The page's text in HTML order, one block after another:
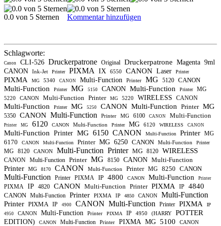
0.0 von 5 Sternen Kommentar hinzufügen
Schlagworte:
Canon CLI-526 Druckerpatrone Original Druckerpatrone Magenta 9ml
CANON
Ink-Jet Printer PIXMA IX 6550 CANON Laser Printer
PIXMA MG 5340 CANON Multi-Function Printer MG 5120 CANON
Multi-Function Printer MG 5150 CANON Multi-Function Printer MG
5220 CANON Multi-Function Printer MG 5220 WIRELESS CANON
Multi-Function Printer MG 5250 CANON Multi-Function Printer MG
5350 CANON Multi-Function Printer MG 6100 CANON Multi-Function
Printer MG 6120 CANON Multi-Function Printer MG 6120 WIRELESS CANON
Multi-Function Printer MG 6150 CANON Multi-Function Printer MG
6170 CANON Multi-Function Printer MG 6250 CANON Multi-Function Printer
MG 8120 CANON Multi-Function Printer MG 8120 WIRELESS
CANON Multi-Function Printer MG 8150 CANON Multi-Function
Printer MG 8170 CANON Multi-Function Printer MG 8250 CANON
Multi-Function Printer PIXMA IP 4800 CANON Multi-Function Printer
PIXMA IP 4820 CANON Multi-Function Printer PIXMA IP 4840
CANON Multi-Function Printer PIXMA IP 4850 CANON Multi-Function
Printer PIXMA IP 4900 CANON Multi-Function Printer PIXMA IP
4950 CANON Multi-Function Printer PIXMA IP 4950 (HARRY POTTER
EDITION) CANON Multi-Function Printer PIXMA MG 5100 CANON